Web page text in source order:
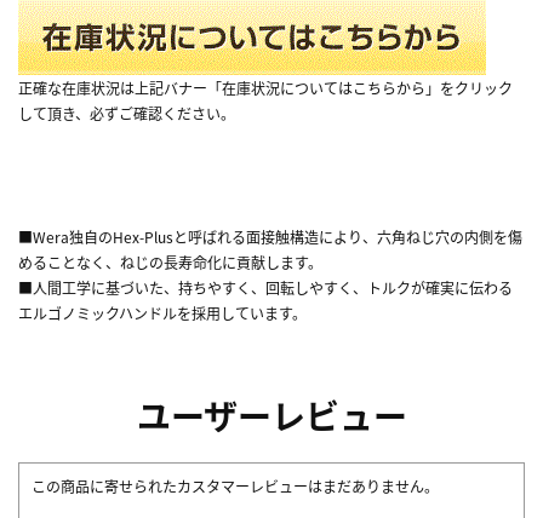
正確な在庫状況は上記バナー「在庫状況についてはこちらから」をクリック
して頂き、必ずご確認ください。
■Wera独自のHex-Plusと呼ばれる面接触構造により、六角ねじ穴の内側を傷
めることなく、ねじの長寿命化に貢献します。
■人間工学に基づいた、持ちやすく、回転しやすく、トルクが確実に伝わる
エルゴノミックハンドルを採用しています。
ユーザーレビュー
この商品に寄せられたカスタマーレビューはまだありません。